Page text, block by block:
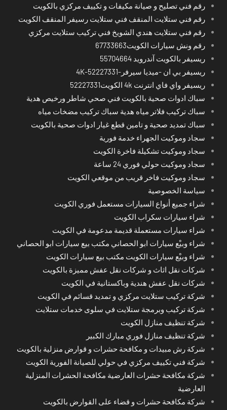
رقم فني تصليح و صيانة مكيفات و تكييف مركزي بالكويت
رقم فني ستلايت المنقف فني ستلايت رسيفر المنقف الكويت
رقم فني ستلايت هندي الشويخ فني تركيب ستلايت مركزي
رقم ونش سيارات الكويت67733663
ريسيفر بالكويت آندرويد 55704664
ريسيفر بي ان -ميديا سيرفر-4K-52227331
ريسيفر واي فاي انترنت 4k الكويت52227331
سباك ادوات صحية بالكويت فني صحي شاطر ورخيص هدية
سباك تركيب فلاتر مياه هدية سباك تركيب مضخات مياه
سباك تمديد صحية و تامين قطع غيار ادوات صحية بالكويت
سجاد وموكيت الجهراء خدمة فورية
سجاد وموكيت تشكيلة فاخرة الكويت
سجاد وموكيت حولي فوري 24 ساعة
سجاد وموكيت فاخر قريب من موقعي الكويت
سياسة الخصوصية
شراء جميع أنواع السيارات مستعمل فوري الكويت
شراء سيارات سكراب الكويت
شراء سيارات مستعملة قديمة مدعومة في الكويت
شراء وبيْع سيارات ابو الحصاني مكتب بيع سيارات ابو الحصاني
شراء وبيْع سيارات الكويت مكتب بيع سيارات الكويت
شركات نقل اثاث و شركات نقل عفش مميزة بالكويت
شركات نقل عفش هندية وباكستانية في الكويت
شركة تركيب ستلايت مركزي و تمديد قسائم في الكويت
شركة تركيب وبرمجة ستلايت في سلوى خدمات ستلايت
شركة تنظيف منازل الكويت
شركة تنظيف منازل فوري مبارك الكبير
شركة رش مبيدات و مكافحة حشرات و قوارض منزلية بالكويت
شركة فني تكييف مركزي في حولي للصيانة الفورية الكويت
شركة مكافحة حشرات العارضية مكافحة الحشرات المنزلية
العارضية
شركة مكافحة حشرات و قضاء على القوارض بالكويت